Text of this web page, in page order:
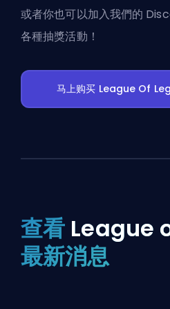
或者你也可以加入我們的
各種抽獎活動！
马上购买 League Of
查看 League
最新消息